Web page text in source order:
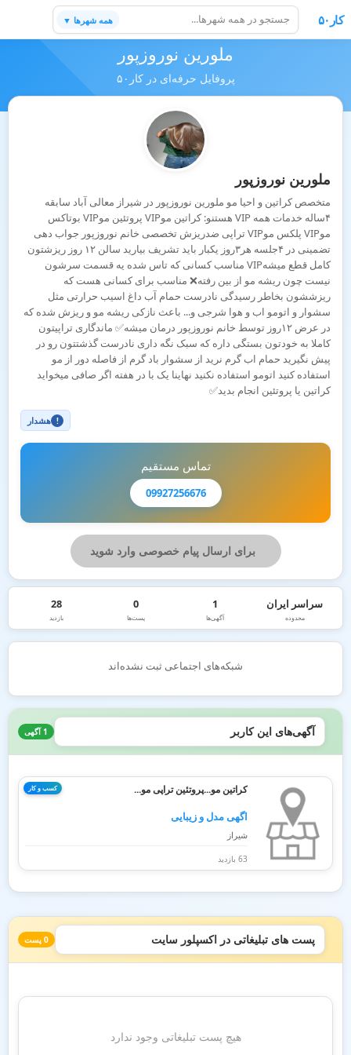
کار۵۰ همه شهرها ▼
ملورین نوروزپور
پروفایل حرفه‌ای در کار۵۰
ملورین نوروزپور
متخصص کراتین و احیا مو ملورین نوروزپور در شیراز معالی آباد سابقه
۴ساله خدمات همه VIP هستنو: کراتین موVIP پروتئین موVIP بوتاکس
موVIP پلکس موVIP تراپی ضدریزش تخصصی خانم نوروزپور جواب دهی
تضمینی در ۴جلسه هر۳روز یکبار باید تشریف بیارید سالن ۱۲ روز ریزشتون
کامل قطع میشهVIP مناسب کسانی که تاس شده یه قسمت سرشون
نیست چون ریشه مو از بین رفته❌️ مناسب برای کسانی هست که
ریزششون بخاطر رسیدگی نادرست حمام آب داغ اسیب حرارتی مثل
سشوار و اتومو اب و هوا شرجی و... باعث نازکی ریشه مو و ریزش شده که
در عرض ۱۲روز توسط خانم نوروزپور درمان میشه✅️ ماندگاری تراپیتون
کاملا به خودتون بستگی داره که سبک نگه داری نادرست گذشتتون رو در
پیش نگیرید حمام اب گرم نرید از سشوار باد گرم از فاصله دور از مو
استفاده کنید اتومو استفاده نکنید نهاینا یک با در هفته اگر صافی میخواید
کراتین یا پروتئین انجام بدید✅️
! هشدار
تماس مستقیم
09927256676
برای ارسال پیام خصوصی وارد شوید
سراسر ایران
محدوده
1
آگهی‌ها
0
پست‌ها
28
بازدید
شبکه‌های اجتماعی ثبت نشده‌اند
آگهی‌های این کاربر 1 آگهی
کسب و کار کراتین مو...پروتئین تراپی مو...
اگهی مدل و زیبایی
شیراز
63 بازدید
پست های تبلیغاتی در اکسپلور سایت 0 پست
هیچ پست تبلیغاتی وجود ندارد